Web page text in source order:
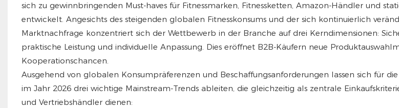
sich zu gewinnbringenden Must-haves für Fitnessmarken, Fitnessketten, Amazon-Händler und
entwickelt. Angesichts des steigenden globalen Fitnesskonsums und der sich kontinuierlich
Marktnachfrage konzentriert sich der Wettbewerb in der Branche auf drei Kerndimensionen:
praktische Leistung und individuelle Anpassung. Dies eröffnet B2B-Käufern neue
Kooperationschancen.
Ausgehend von globalen Konsumpräferenzen und Beschaffungsanforderungen lassen sich für
im Jahr 2026 drei wichtige Mainstream-Trends ableiten, die gleichzeitig als zentrale
und Vertriebshändler dienen: